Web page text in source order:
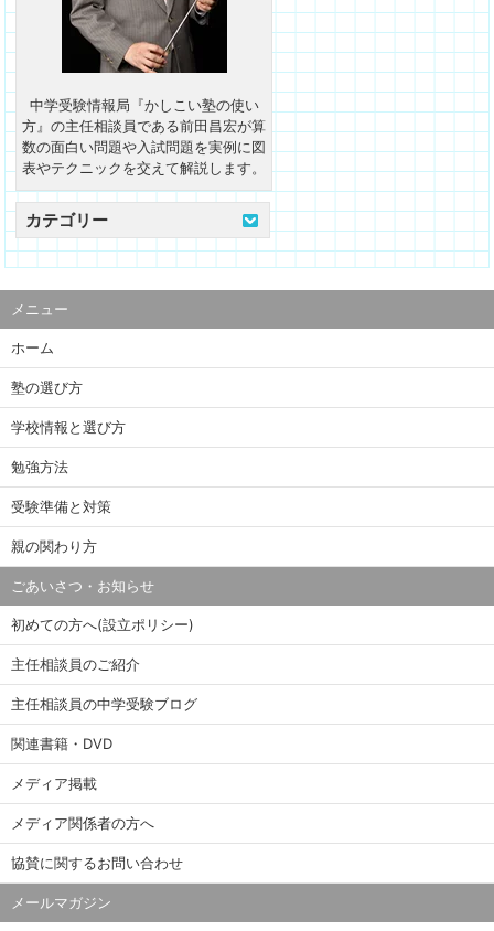
中学受験情報局『かしこい塾の使い
方』の主任相談員である前田昌宏が算
数の面白い問題や入試問題を実例に図
表やテクニックを交えて解説します。
カテゴリー
メニュー
ホーム
塾の選び方
学校情報と選び方
勉強方法
受験準備と対策
親の関わり方
ごあいさつ・お知らせ
初めての方へ(設立ポリシー)
主任相談員のご紹介
主任相談員の中学受験ブログ
関連書籍・DVD
メディア掲載
メディア関係者の方へ
協賛に関するお問い合わせ
メールマガジン